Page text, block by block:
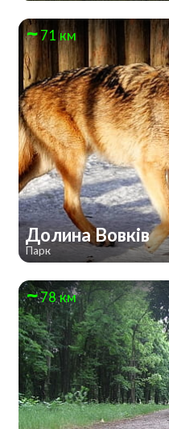
71 км
Долина Вовків
Парк
78 км